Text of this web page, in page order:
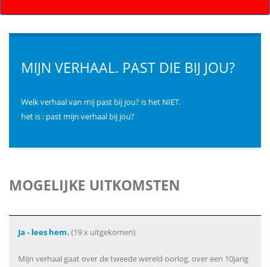
MIJN VERHAAL. PAST DIE BIJ JOU?
Welk verhaal van mij past bij jou? is het NIET.
het is : past mijn verhaal bij jou?
MOGELIJKE UITKOMSTEN
Ja - lees hem. (19 x uitgekomen)
Mijn verhaal gaat over de tweede wereld oorlog. over een 10jarig